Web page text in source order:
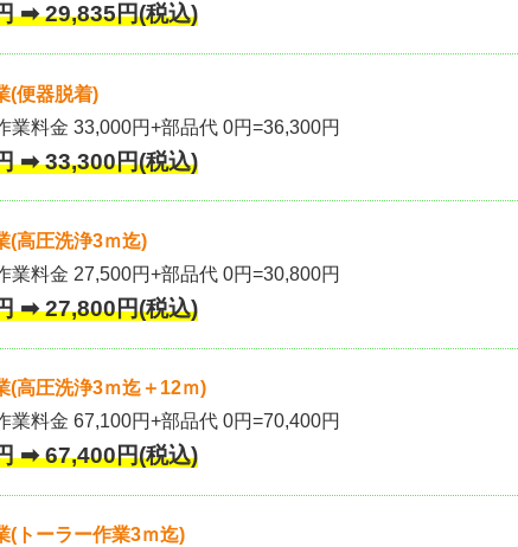
➡ 29,835円(税込)
(便器脱着)
業料金 33,000円+部品代 0円=36,300円
➡ 33,300円(税込)
(高圧洗浄3ｍ迄)
業料金 27,500円+部品代 0円=30,800円
➡ 27,800円(税込)
(高圧洗浄3ｍ迄＋12ｍ)
業料金 67,100円+部品代 0円=70,400円
➡ 67,400円(税込)
(トーラー作業3ｍ迄)